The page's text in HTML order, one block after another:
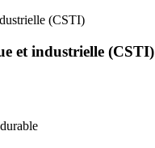
(CSTI)
et industrielle (CSTI)